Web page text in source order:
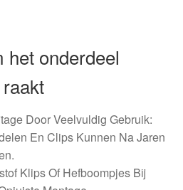
het onderdeel
Door Veelvuldig Gebruik:
En Clips Kunnen Na Jaren
Klips Of Hefboompjes Bij